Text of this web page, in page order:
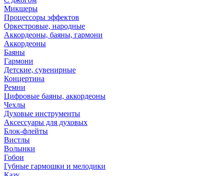
Микшеры
Процессоры эффектов
Оркестровые, народные
Аккордеоны, баяны, гармони
Аккордеоны
Баяны
Гармони
Детские, сувенирные
Концертина
Ремни
Цифровые баяны, аккордеоны
Чехлы
Духовые инструменты
Аксессуары для духовых
Блок-флейты
Вистлы
Волынки
Гобои
Губные гармошки и мелодики